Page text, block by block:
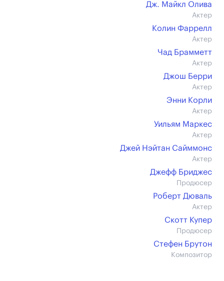
Дж. Майкл Олива
Актер
Колин Фаррелл
Актер
Чад Брамметт
Актер
Джош Берри
Актер
Энни Корли
Актер
Уильям Маркес
Актер
Джей Нэйтан Сайммонс
Актер
Джефф Бриджес
Продюсер
Роберт Дюваль
Актер
Скотт Купер
Продюсер
Стефен Брутон
Композитор